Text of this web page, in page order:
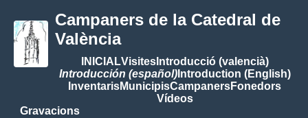
Campaners de la Catedral de
València
INICIALVisitesIntroducció (valencià)
Introducción (español)Introduction (English)
InventarisMunicipisCampanersFonedors
Vídeos
Gravacions